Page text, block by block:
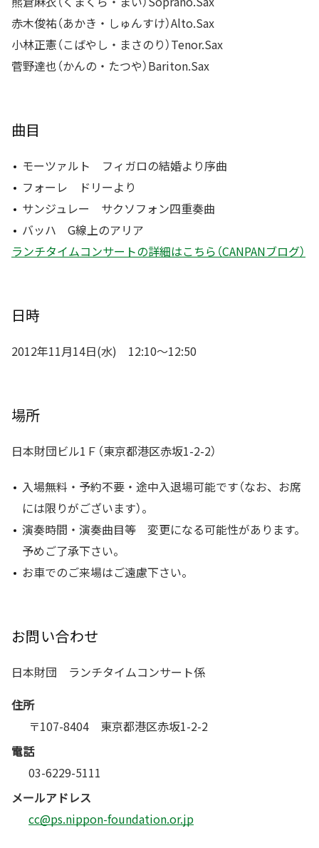
赤木俊祐（あかき・しゅんすけ）Alto.Sax
小林正憲（こばやし・まさのり）Tenor.Sax
菅野達也（かんの・たつや）Bariton.Sax
曲目
モーツァルト フィガロの結婚より序曲
フォーレ ドリーより
サンジュレー サクソフォン四重奏曲
バッハ G線上のアリア
ランチタイムコンサートの詳細はこちら（CANPANブログ）
日時
2012年11月14日(水) 12:10〜12:50
場所
日本財団ビル1Ｆ（東京都港区赤坂1-2-2）
入場無料・予約不要・途中入退場可能です（なお、お席
には限りがございます）。
演奏時間・演奏曲目等 変更になる可能性があります。
予めご了承下さい。
お車でのご来場はご遠慮下さい。
お問い合わせ
日本財団 ランチタイムコンサート係
住所
〒107-8404 東京都港区赤坂1-2-2
電話
03-6229-5111
メールアドレス
cc@ps.nippon-foundation.or.jp